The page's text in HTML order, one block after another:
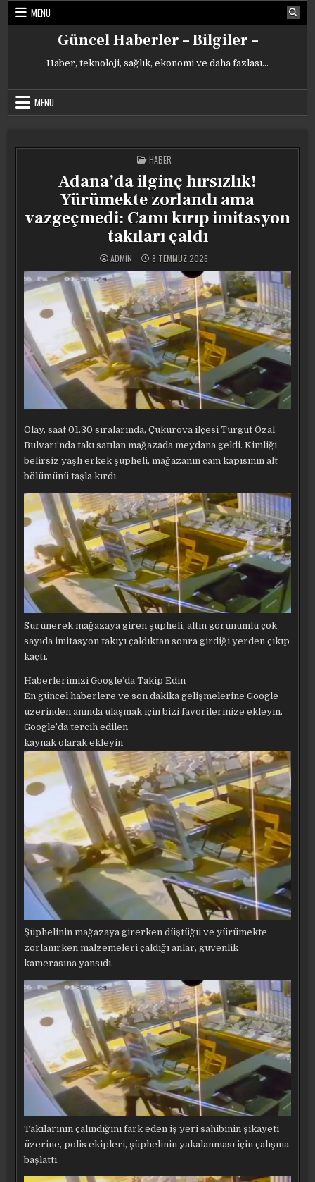
Skip
MENU
Güncel Haberler – Bilgiler –
Haber, teknoloji, sağlık, ekonomi ve daha fazlası…
MENU
POSTED
IN
HABER
Adana’da ilginç hırsızlık!
Yürümekte zorlandı ama
vazgeçmedi: Camı kırıp imitasyon
takıları çaldı
ADMIN 8 TEMMUZ 2026
Olay, saat 01.30 sıralarında, Çukurova ilçesi Turgut Özal
Bulvarı’nda takı satılan mağazada meydana geldi. Kimliği
belirsiz yaşlı erkek şüpheli, mağazanın cam kapısının alt
bölümünü taşla kırdı.
Sürünerek mağazaya giren şüpheli, altın görünümlü çok
sayıda imitasyon takıyı çaldıktan sonra girdiği yerden çıkıp
kaçtı.
Haberlerimizi Google’da Takip Edin
En güncel haberlere ve son dakika gelişmelerine Google
üzerinden anında ulaşmak için bizi favorilerinize ekleyin.
Google’da tercih edilen
kaynak olarak ekleyin
Şüphelinin mağazaya girerken düştüğü ve yürümekte
zorlanırken malzemeleri çaldığı anlar, güvenlik
kamerasına yansıdı.
Takılarının çalındığını fark eden iş yeri sahibinin şikayeti
üzerine, polis ekipleri, şüphelinin yakalanması için çalışma
başlattı.